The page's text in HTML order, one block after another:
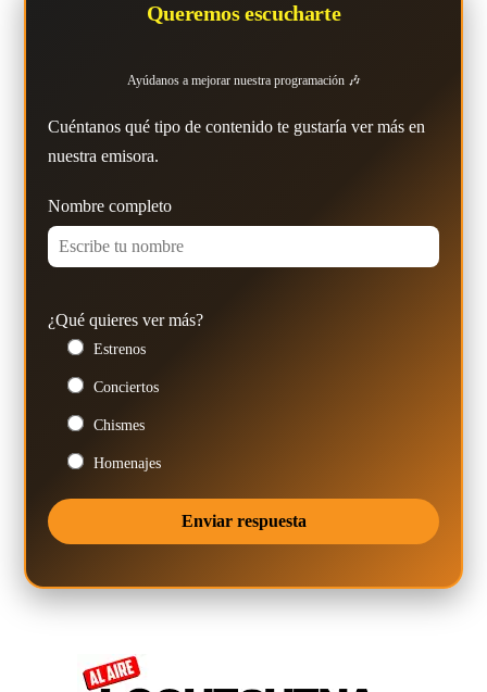
Queremos escucharte
Ayúdanos a mejorar nuestra programación 🎶
Cuéntanos qué tipo de contenido te gustaría ver más en
nuestra emisora.
Nombre completo
¿Qué quieres ver más?
Estrenos
Conciertos
Chismes
Homenajes